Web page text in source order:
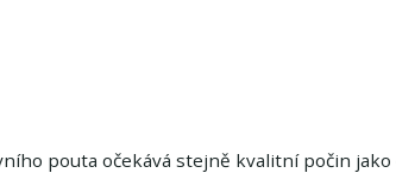
pouta očekává stejně kvalitní počin